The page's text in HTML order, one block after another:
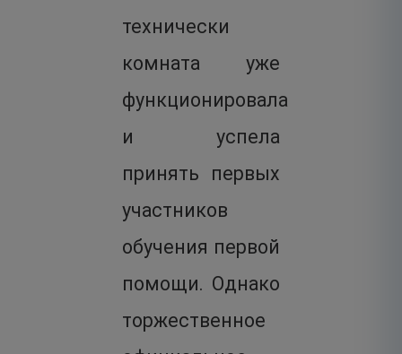
технически
комната уже
функционировала
и успела
принять первых
участников
обучения первой
помощи. Однако
торжественное